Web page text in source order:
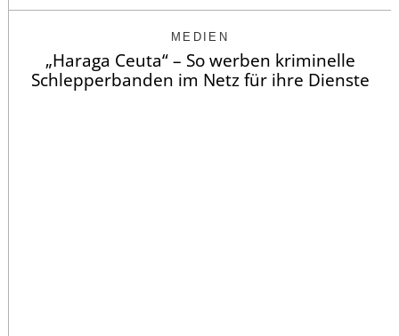
MEDIEN
„Haraga Ceuta“ – So werben kriminelle
Schlepperbanden im Netz für ihre Dienste